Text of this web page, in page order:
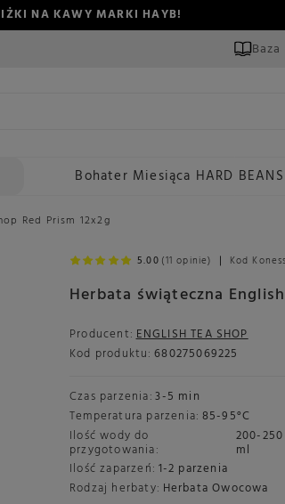
NA KAWY MARKI HAYB!
Bohater Miesiąca HARD BEANS
Red Prism 12x2g
Herbata świąteczna
5.00 (11 opinie) Kod
Producent: ENGLISH TEA SHOP
Kod produktu: 680275069225
Czas parzenia: 3-5 min
Temperatura parzenia: 85-95°C
Ilość wody do
przygotowania:
200-250
ml
Ilość zaparzeń: 1-2 parzenia
Rodzaj herbaty: Herbata Owocowa